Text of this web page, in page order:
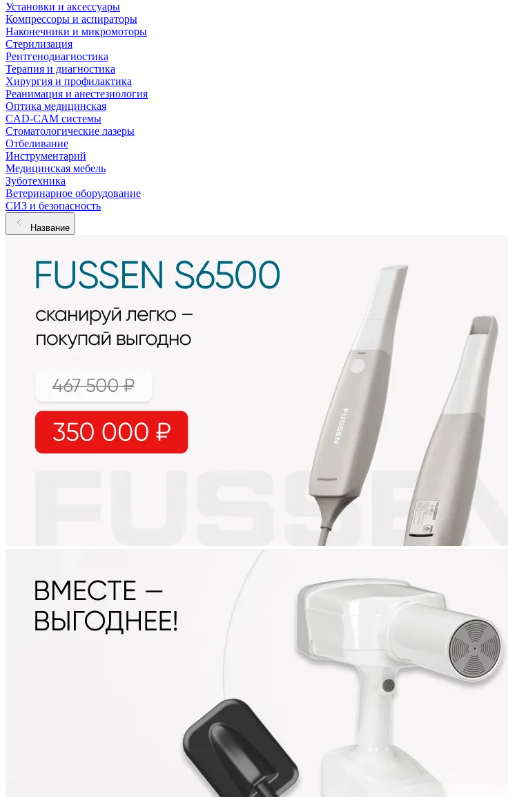
Установки и аксессуары
Компрессоры и аспираторы
Наконечники и микромоторы
Стерилизация
Рентгенодиагностика
Терапия и диагностика
Хирургия и профилактика
Реанимация и анестезиология
Оптика медицинская
CAD-CAM системы
Стоматологические лазеры
Отбеливание
Инструментарий
Медицинская мебель
Зуботехника
Ветеринарное оборудование
СИЗ и безопасность
Название